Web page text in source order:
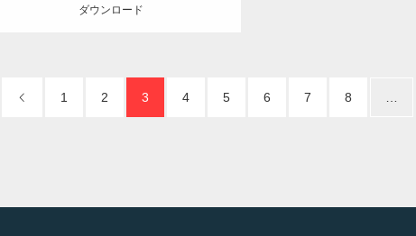
ダウンロード
1 2 3 4 5 6 7 8